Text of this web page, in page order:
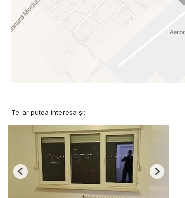
Te-ar putea interesa și:
Previous Next